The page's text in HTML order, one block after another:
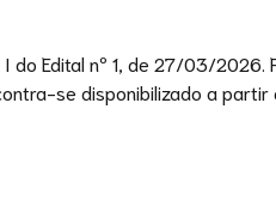
do Edital nº 1, de 27/03/2026.
se disponibilizado a